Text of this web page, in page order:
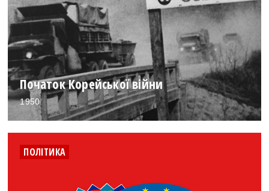
Початок Корейської війни
1950
ПОЛІТИКА